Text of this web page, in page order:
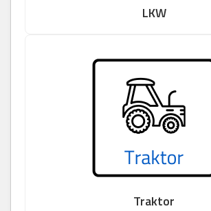
LKW
Traktor